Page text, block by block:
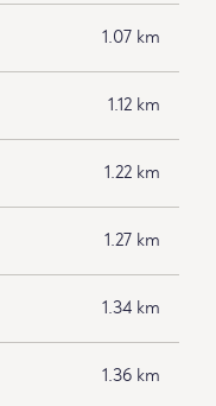
1.07 km
1.12 km
1.22 km
1.27 km
1.34 km
1.36 km